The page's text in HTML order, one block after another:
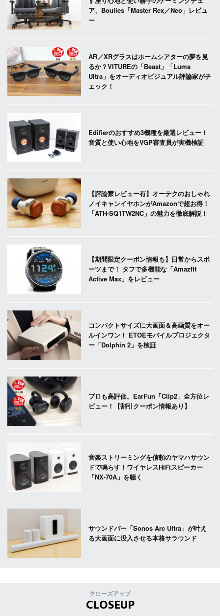
ア、Boulies「Master Rex／Neo」レビュ
ー
AR／XRグラスはホームシアターの夢を見
るか？VITUREの「Beast」「Luma
Ultra」をオーディオビジュアル評論家がチ
ェック！
Edifierのおすすめ3機種を厳選レビュー！
音質と使い心地をVGP審査員が実機検証
【評論家レビュー有】オーテクのおしゃれ
ノイキャンイヤホンがAmazonで超お得！
「ATH-SQ1TW2NC」の魅力を徹底解説！
【期間限定クーポン情報も】日常からスポ
ーツまで！ タフで多機能な「Amazfit
Active Max」をレビュー
コンパクトサイズに大画面＆高画質をオー
ルインワン！ ETOEモバイルプロジェクタ
ー「Dolphin 2」を検証
プロも高評価。EarFun「Clip2」全方位レ
ビュー！【割引クーポン情報あり】
音楽ストリーミングを信頼のヤマハサウン
ドで鳴らす！ワイヤレスHiFiスピーカー
「NX-70A」を聴く
サウンドバー「Sonos Arc Ultra」が叶え
る大画面に没入させる本格サラウンド
クローズアップ
CLOSEUP